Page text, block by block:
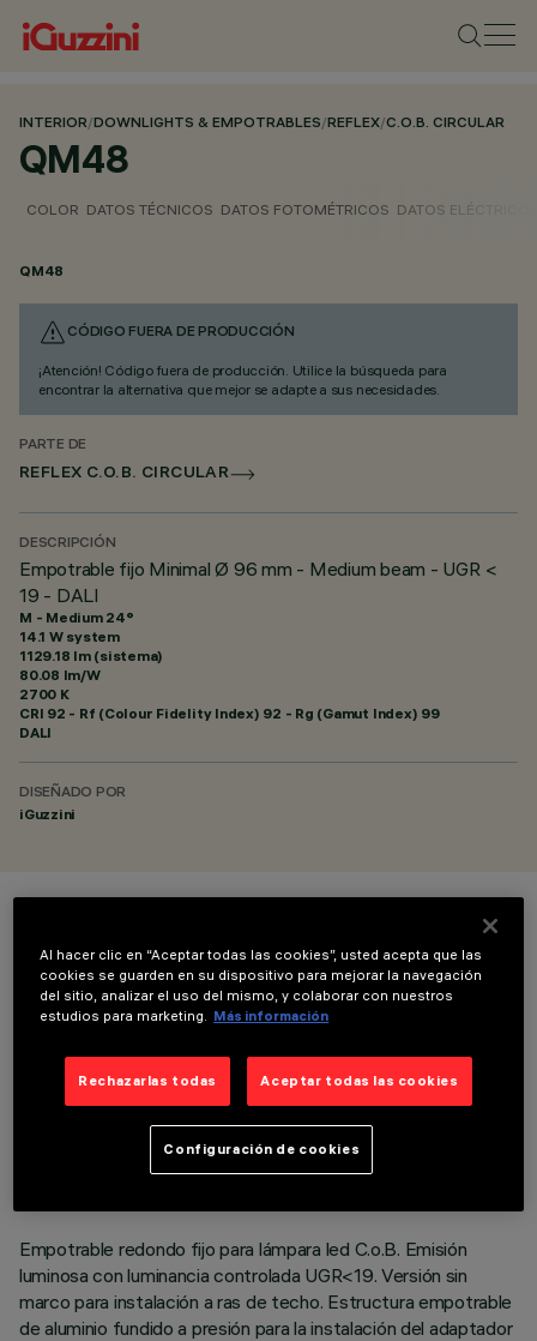
INTERIOR/DOWNLIGHTS & EMPOTRABLES/REFLEX/C.O.B. CIRCULAR
QM48
COLOR DATOS TÉCNICOS DATOS FOTOMÉTRICOS DATOS
QM48
CÓDIGO FUERA DE PRODUCCIÓN
¡Atención! Código fuera de producción. Utilice la búsqueda para
encontrar la alternativa que mejor se adapte a sus necesidades.
PARTE DE
REFLEX C.O.B. CIRCULAR
DESCRIPCIÓN
Empotrable fijo Minimal Ø 96 mm - Medium beam - UGR <
19 - DALI
M - Medium 24°
14.1 W system
1129.18 lm (sistema)
80.08 lm/W
2700 K
CRI 92 - Rf (Colour Fidelity Index) 92 - Rg (Gamut Index) 99
DALI
DISEÑADO POR
iGuzzini
DATOS TÉCNICOS
ÚLTIMA ACTUALIZACIÓN: 01/08/2026
Empotrable redondo fijo para lámpara led C.o.B. Emisión
luminosa con luminancia controlada UGR<19. Versión sin
marco para instalación a ras de techo. Estructura empotrable
de aluminio fundido a presión para la instalación del adaptador
Al hacer clic en “Aceptar todas las cookies”, usted acepta que las
cookies se guarden en su dispositivo para mejorar la navegación
del sitio, analizar el uso del mismo, y colaborar con nuestros
estudios para marketing. Más información
Rechazarlas todas Aceptar todas las cookies
Configuración de cookies